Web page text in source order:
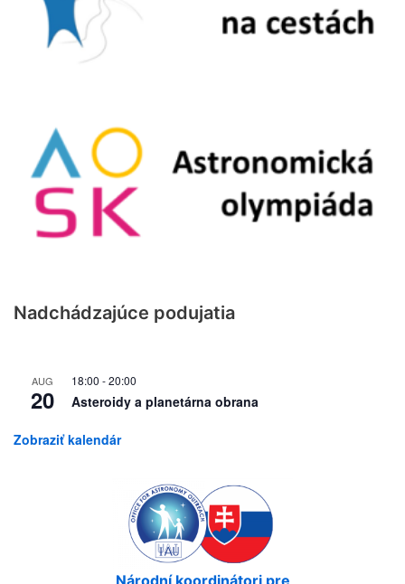
Nadchádzajúce podujatia
AUG
20
18:00 -20:00
Asteroidy a planetárna obrana
Zobraziť kalendár